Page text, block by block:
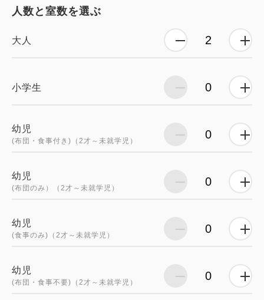
人数と室数を選ぶ
大人
小学生
幼児
(布団・食事付き)（2才～未就学児）
幼児
(布団のみ）（2才～未就学児）
幼児
(食事のみ)（2才～未就学児）
幼児
(布団・食事不要)（2才～未就学児）